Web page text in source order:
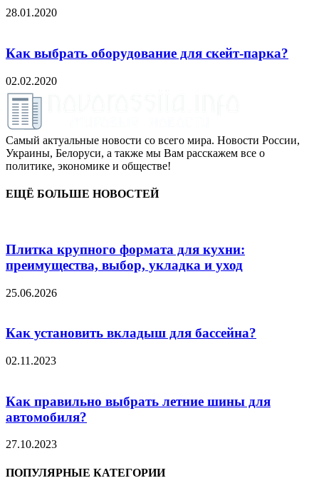
28.01.2020
Как выбрать оборудование для скейт-парка?
02.02.2020
Самый актуальные новости со всего мира. Новости России,
Украины, Белоруси, а также мы Вам расскажем все о
политике, экономике и обществе!
ЕЩЁ БОЛЬШЕ НОВОСТЕЙ
Плитка крупного формата для кухни:
преимущества, выбор, укладка и уход
25.06.2026
Как установить вкладыш для бассейна?
02.11.2023
Как правильно выбрать летние шины для
автомобиля?
27.10.2023
ПОПУЛЯРНЫЕ КАТЕГОРИИ